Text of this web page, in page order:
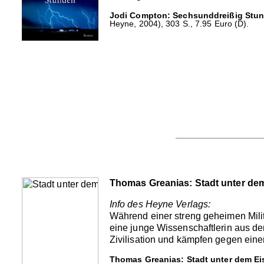
Jodi Compton: Sechsunddreißig
Heyne, 2004), 303 S., 7.95 Euro (D).
Thomas Greanias: Stadt unter
Info des Heyne Verlags:
Während einer streng geheimen
eine junge Wissenschaftlerin aus
Zivilisation und kämpfen gegen
Thomas Greanias: Stadt unter dem